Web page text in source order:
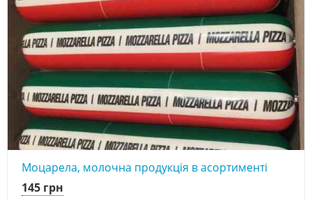
Моцарела, молочна продукція в асортименті
145 грн